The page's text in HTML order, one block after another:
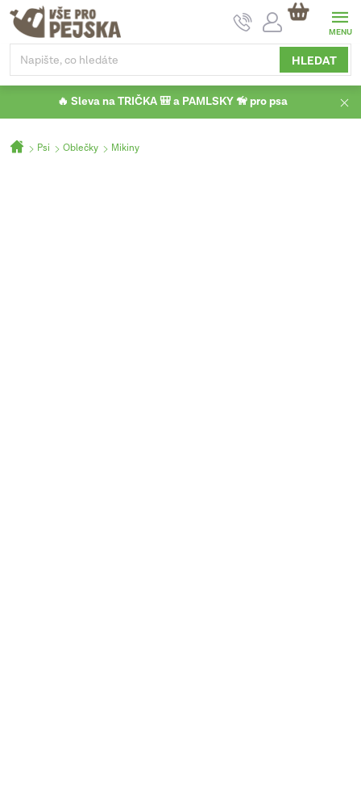
Přejít
obsah
HLEDAT
NÁKUPNÍ
KOŠÍK
🔥 Sleva na TRIČKA 🎒 a PAMLSKY 🦮 pro psa
Domů
Psi Oblečky Mikiny